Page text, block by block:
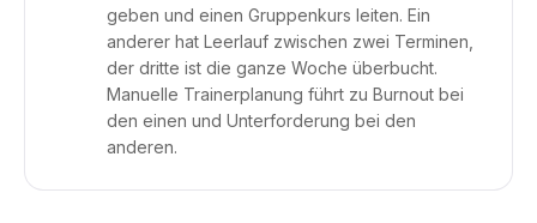
geben und einen Gruppenkurs leiten. Ein
anderer hat Leerlauf zwischen zwei Terminen,
der dritte ist die ganze Woche überbucht.
Manuelle Trainerplanung führt zu Burnout bei
den einen und Unterforderung bei den
anderen.